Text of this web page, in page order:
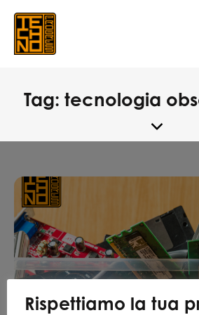
Tag: tecnologia
Rispettiamo la tua